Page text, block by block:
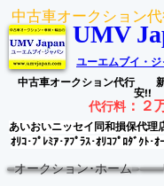
中古車オークション
UMV
ユーエムブイ・ジ
中古車オークション代行
安!!
代行料： ２
あいおいニッセイ同和損保代理
ｵﾘｺ･ﾌﾟﾚﾐｱ･ｱﾌﾟﾗｽ･ｵﾘｺﾌﾟﾛﾀﾞｸﾄ･
オークション･ホーム